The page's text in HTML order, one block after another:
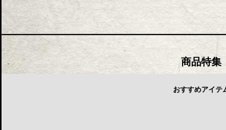
商品特集
おすすめアイテ